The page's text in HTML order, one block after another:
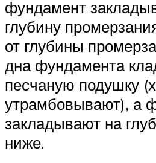
фундамент
глубину
от глубины
дна фундамента
песчаную подушку
утрамбовывают), а
закладывают на
ниже.